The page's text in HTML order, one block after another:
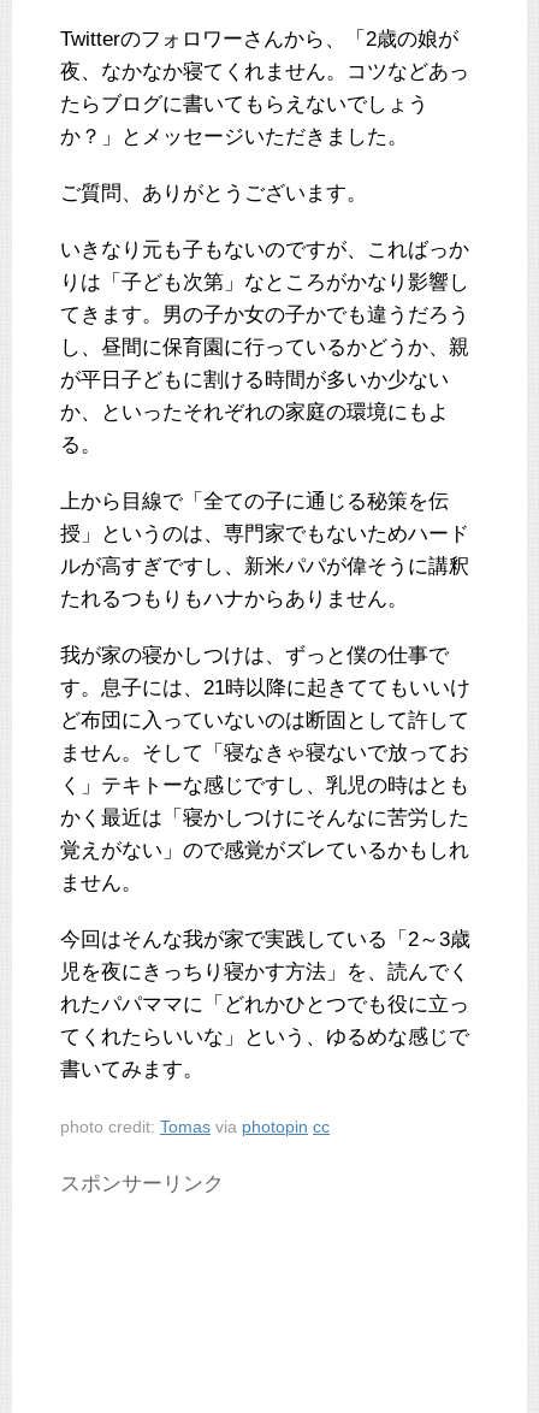
Twitterのフォロワーさんから、「2歳の娘が
夜、なかなか寝てくれません。コツなどあっ
たらブログに書いてもらえないでしょう
か？」とメッセージいただきました。
ご質問、ありがとうございます。
いきなり元も子もないのですが、こればっか
りは「子ども次第」なところがかなり影響し
てきます。男の子か女の子かでも違うだろう
し、昼間に保育園に行っているかどうか、親
が平日子どもに割ける時間が多いか少ない
か、といったそれぞれの家庭の環境にもよ
る。
上から目線で「全ての子に通じる秘策を伝
授」というのは、専門家でもないためハード
ルが高すぎですし、新米パパが偉そうに講釈
たれるつもりもハナからありません。
我が家の寝かしつけは、ずっと僕の仕事で
す。息子には、21時以降に起きててもいいけ
ど布団に入っていないのは断固として許して
ません。そして「寝なきゃ寝ないで放ってお
く」テキトーな感じですし、乳児の時はとも
かく最近は「寝かしつけにそんなに苦労した
覚えがない」ので感覚がズレているかもしれ
ません。
今回はそんな我が家で実践している「2～3歳
児を夜にきっちり寝かす方法」を、読んでく
れたパパママに「どれかひとつでも役に立っ
てくれたらいいな」という、ゆるめな感じで
書いてみます。
photo credit: Tomas via photopin cc
スポンサーリンク